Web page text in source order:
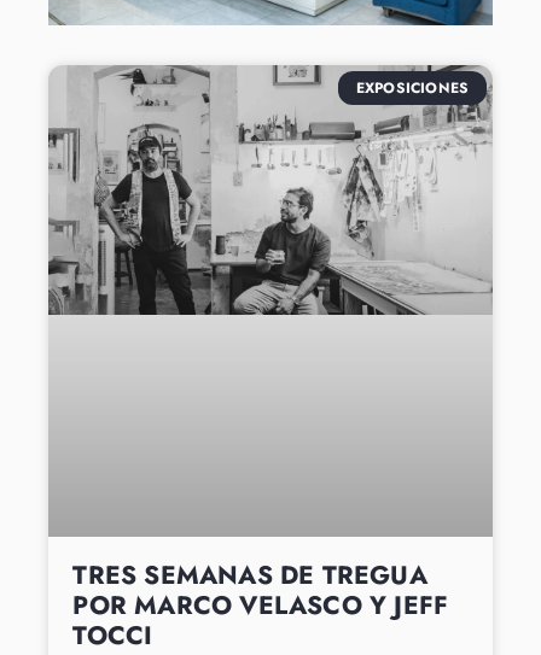
EXPOSICIONES
TRES SEMANAS DE TREGUA
POR MARCO VELASCO Y JEFF
TOCCI